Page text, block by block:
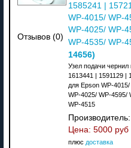
Отзывов (0)
1585241 |
WP-4015/ WP-
WP-4025/ WP-
WP-4535/ WP-
14656)
Узел подачи чернил
1613441 | 1591129 |
для Epson WP-
WP-4025/ WP-4595/
WP-4515
Производитель:
Цена: 5000 руб
плюс доставка